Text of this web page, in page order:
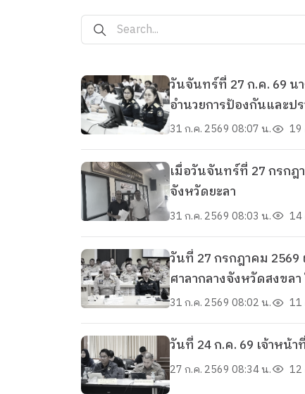
วันจันทร์ที่ 27 ก.ค. 69 นางสาวสุวิมล ช้างสาร ผอ.ยอ. พร้อมด้วยเจ้าหน้าที่ ปปส.ภ.9 จำนวน
อำนวยการป้องกันและป
มี พันจาโทอนันต์ บุญสำร
31 ก.ค. 2569 08:07 น. 19
เมื่อวันจันทร์ที่ 27 กรก
จังหวัดยะลา
31 ก.ค. 2569 08:03 น. 14
วันที่ 27 กรกฎาคม
ศาลากลางจังหวัดสงขล
31 ก.ค. 2569 08:02 น. 11
27 ก.ค. 2569 08:34 น. 12